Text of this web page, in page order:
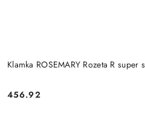
Klamka ROSEMARY Rozeta R
Cena:
456.92